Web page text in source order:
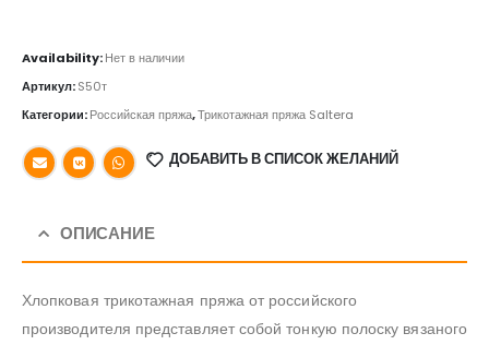
Availability:Нет в наличии
Артикул:S50т
Категории:Российская пряжа,Трикотажная пряжа Saltera
ДОБАВИТЬ В СПИСОК ЖЕЛАНИЙ
ОПИСАНИЕ
Хлопковая трикотажная пряжа от российского
производителя представляет собой тонкую полоску вязаного